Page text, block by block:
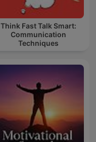
Think Fast Talk Smart:
Communication
Techniques